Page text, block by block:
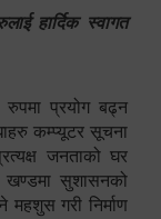
हार्दिक स्वागत
प्रयोग बढ्न
कम्प्यूटर सूचना
जनताको घर
सुशासनको
महशुस गरी निर्माण